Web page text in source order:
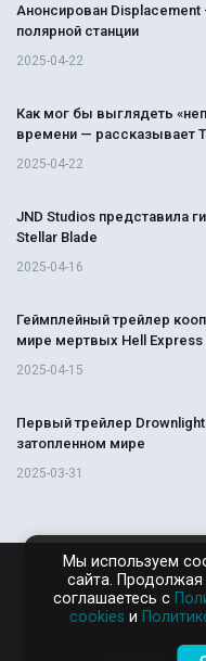
Анонсирован
полярной станции
2025-04-22
Как мог бы выглядеть
времени — рассказывает
2025-04-22
JND Studios представила
Stellar Blade
2025-04-16
Геймплейный трейлер
мире мертвых Hell Express
2025-04-15
Первый трейлер
затопленном мире
2025-03-31
Мы используем
сайта.
соглашаетесь с
cookies и